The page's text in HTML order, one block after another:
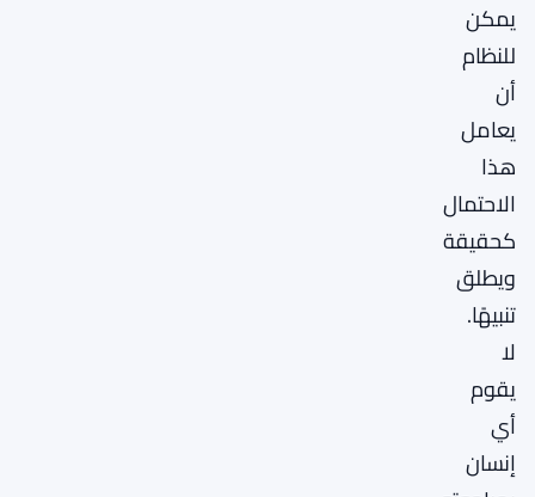
يمكن
للنظام
أن
يعامل
هذا
الاحتمال
كحقيقة
ويطلق
تنبيهًا.
لا
يقوم
أي
إنسان